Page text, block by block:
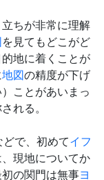
ちが非常に理解
を見てもどこがど
地に着くことが
地図の精度が下げ
ことがあいまっ
れる。
どで、初めてイフ
現地についてか
の関門は無事ヨ